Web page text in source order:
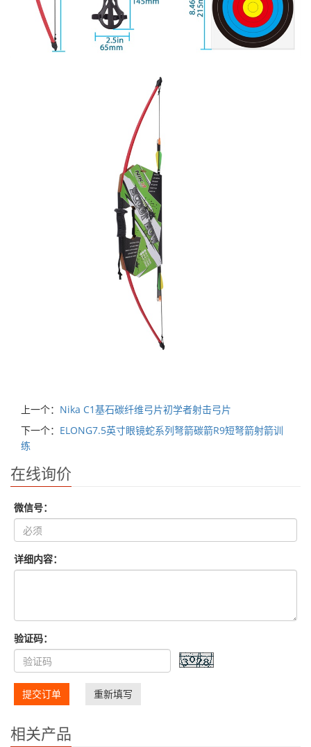
上一个： Nika C1基石碳纤维弓片初学者射击弓片
下一个： ELONG7.5英寸眼镜蛇系列弩箭碳箭R9短弩箭射箭训
练
在线询价
微信号：
详细内容：
验证码：
提交订单 重新填写
相关产品